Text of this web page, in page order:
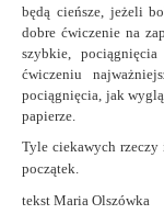
będą cieńsze, jeżeli
dobre ćwiczenie na
szybkie,
ćwiczeniu
pociągnięcia, jak
papierze.
Tyle ciekawych rzeczy
początek.
tekst Maria Olszówka